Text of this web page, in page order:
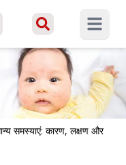
Open
समस्याएं: कारण, लक्षण और